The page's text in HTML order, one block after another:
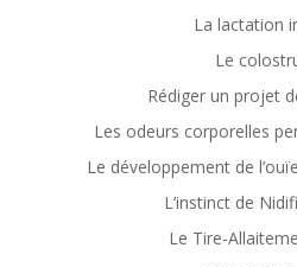
La lactation
Le
Rédiger un projet
Les odeurs corporelles
Le développement de
L’instinct de
Le Tire-